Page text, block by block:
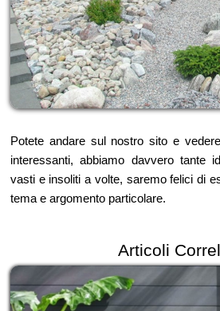
Potete andare sul nostro sito e
interessanti, abbiamo davvero tante
vasti e insoliti a volte, saremo felici di
tema e argomento particolare.
Articoli